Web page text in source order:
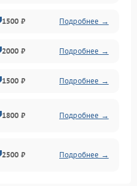
1500 ₽ Подробнее →
2000 ₽ Подробнее →
1500 ₽ Подробнее →
1800 ₽ Подробнее →
2500 ₽ Подробнее →